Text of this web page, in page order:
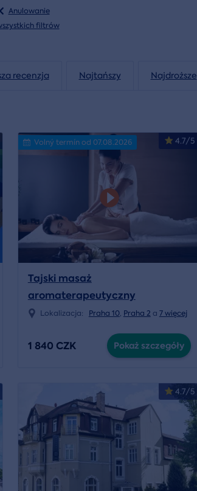
Anulowanie
filtrów
recenzja Najtańszy Najdroższe
4.7/5
Volný termín od 07.08.2026
Tajski masaż
aromaterapeutyczny
Lokalizacja: Praha 10, Praha 2 a 7 więcej
1 840 CZK Pokaż szczegóły
4.7/5